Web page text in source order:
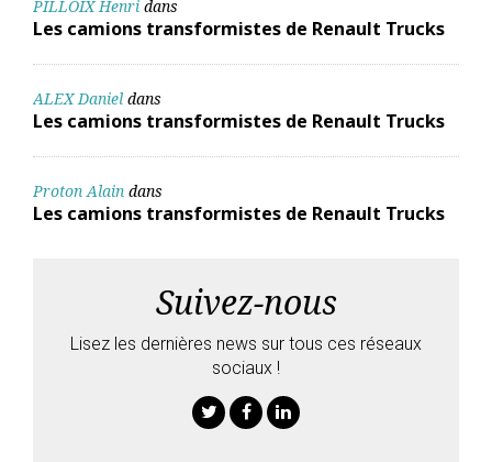
PILLOIX Henri dans
Les camions transformistes de Renault Trucks
ALEX Daniel dans
Les camions transformistes de Renault Trucks
Proton Alain dans
Les camions transformistes de Renault Trucks
Suivez-nous
Lisez les dernières news sur tous ces réseaux
sociaux !